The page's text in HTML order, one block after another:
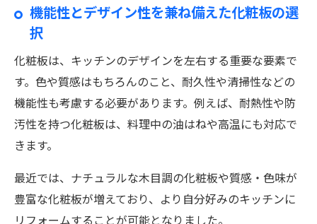
機能性とデザイン性を兼ね備えた化粧板の選
択
化粧板は、キッチンのデザインを左右する重要な要素で
す。色や質感はもちろんのこと、耐久性や清掃性などの
機能性も考慮する必要があります。例えば、耐熱性や防
汚性を持つ化粧板は、料理中の油はねや高温にも対応で
きます。
最近では、ナチュラルな木目調の化粧板や質感・色味が
豊富な化粧板が増えており、より自分好みのキッチンに
リフォームすることが可能となりました。